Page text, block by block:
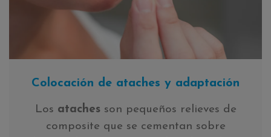
Colocación de ataches y adaptación
Los atachesson pequeños relieves de
composite que se cementan sobre